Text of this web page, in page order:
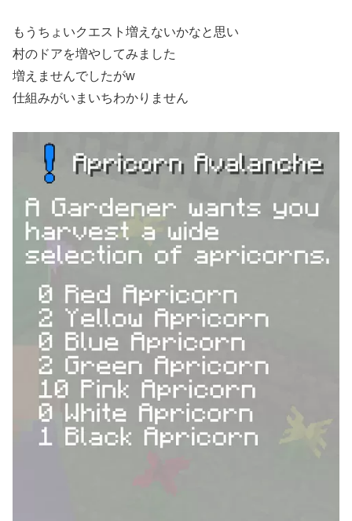
もうちょいクエスト増えないかなと思い
村のドアを増やしてみました
増えませんでしたがw
仕組みがいまいちわかりません